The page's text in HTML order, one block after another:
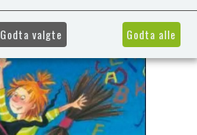
Godta valgte Godta alle